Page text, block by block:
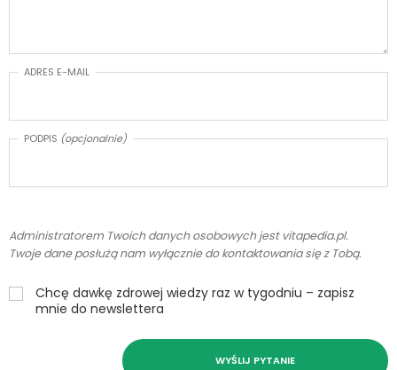
ADRES E-MAIL
PODPIS (opcjonalnie)
Administratorem Twoich danych osobowych jest vitapedia.pl.
Twoje dane posłużą nam wyłącznie do kontaktowania się z Tobą.
Chcę dawkę zdrowej wiedzy raz w tygodniu – zapisz
mnie do newslettera
WYŚLIJ PYTANIE